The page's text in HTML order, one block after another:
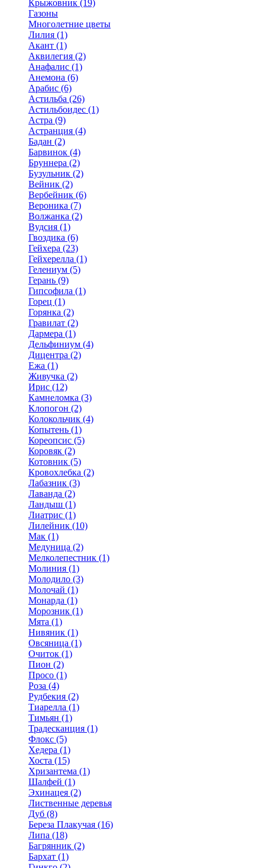
Крыжовник (19)
Газоны
Многолетние цветы
Лилия (1)
Акант (1)
Аквилегия (2)
Анафалис (1)
Анемона (6)
Арабис (6)
Астильба (26)
Астильбоидес (1)
Астра (9)
Астранция (4)
Бадан (2)
Барвинок (4)
Бруннера (2)
Бузульник (2)
Вейник (2)
Вербейник (6)
Вероника (7)
Волжанка (2)
Вудсия (1)
Гвоздика (6)
Гейхера (23)
Гейхерелла (1)
Гелениум (5)
Герань (9)
Гипсофила (1)
Горец (1)
Горянка (2)
Гравилат (2)
Дармера (1)
Дельфиниум (4)
Дицентра (2)
Ежа (1)
Живучка (2)
Ирис (12)
Камнеломка (3)
Клопогон (2)
Колокольчик (4)
Копытень (1)
Кореопсис (5)
Коровяк (2)
Котовник (5)
Кровохлебка (2)
Лабазник (3)
Лаванда (2)
Ландыш (1)
Лиатрис (1)
Лилейник (10)
Мак (1)
Медуница (2)
Мелколепестник (1)
Молиния (1)
Молодило (3)
Молочай (1)
Монарда (1)
Морозник (1)
Мята (1)
Нивяник (1)
Овсяница (1)
Очиток (1)
Пион (2)
Просо (1)
Роза (4)
Рудбекия (2)
Тиарелла (1)
Тимьян (1)
Традесканция (1)
Флокс (5)
Хедера (1)
Хоста (15)
Хризантема (1)
Шалфей (1)
Эхинацея (2)
Лиственные деревья
Дуб (8)
Береза Плакучая (16)
Липа (18)
Багрянник (2)
Бархат (1)